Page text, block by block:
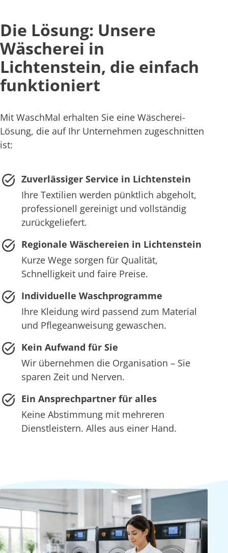
Die Lösung: Unsere
Wäscherei in
Lichtenstein, die einfach
funktioniert
Mit WaschMal erhalten Sie eine Wäscherei-
Lösung, die auf Ihr Unternehmen zugeschnitten
ist:
Zuverlässiger Service in Lichtenstein
Ihre Textilien werden pünktlich abgeholt,
professionell gereinigt und vollständig
zurückgeliefert.
Regionale Wäschereien in Lichtenstein
Kurze Wege sorgen für Qualität,
Schnelligkeit und faire Preise.
Individuelle Waschprogramme
Ihre Kleidung wird passend zum Material
und Pflegeanweisung gewaschen.
Kein Aufwand für Sie
Wir übernehmen die Organisation – Sie
sparen Zeit und Nerven.
Ein Ansprechpartner für alles
Keine Abstimmung mit mehreren
Dienstleistern. Alles aus einer Hand.